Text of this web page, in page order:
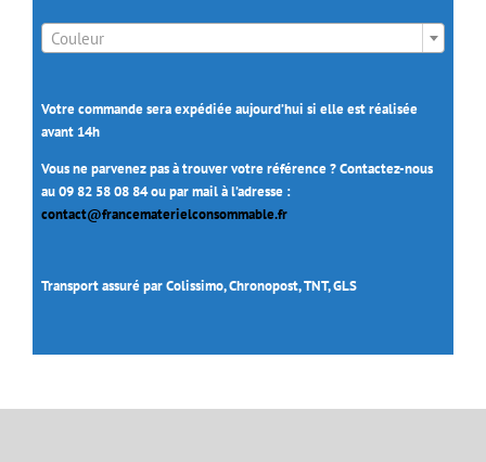
Couleur
Votre commande sera expédiée aujourd’hui si elle est réalisée
avant 14h
Vous ne parvenez pas à trouver votre référence ? Contactez-nous
au 09 82 58 08 84 ou par mail à l’adresse :
contact@francematerielconsommable.fr
Transport assuré par Colissimo, Chronopost, TNT, GLS